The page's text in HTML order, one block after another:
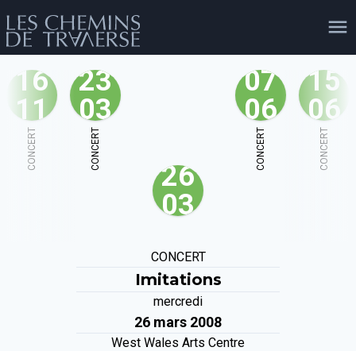
agenda personnes shop
facebook
16
11
CONCERT
23
03
CONCERT
26
03
07
06
CONCERT
15
06
CONCERT
CONCERT
Imitations
mercredi
26 mars 2008
West Wales Arts Centre